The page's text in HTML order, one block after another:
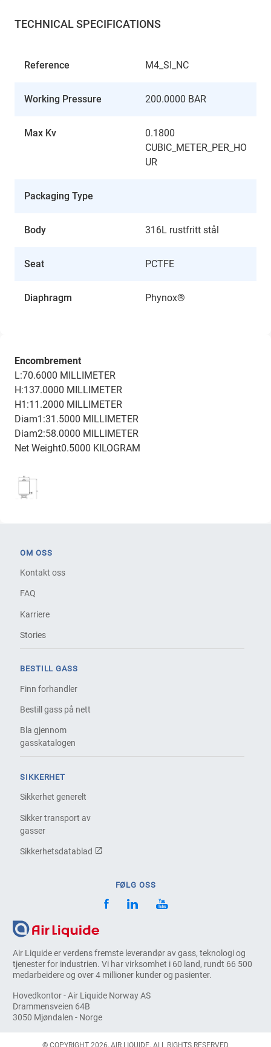
TECHNICAL SPECIFICATIONS
Reference M4_SI_NC
Working Pressure 200.0000 BAR
Max Kv
0.1800
CUBIC_METER_PER_HO
UR
Packaging Type
Body 316L rustfritt stål
Seat PCTFE
Diaphragm Phynox®
Encombrement
L:70.6000 MILLIMETER
H:137.0000 MILLIMETER
H1:11.2000 MILLIMETER
Diam1:31.5000 MILLIMETER
Diam2:58.0000 MILLIMETER
Net Weight0.5000 KILOGRAM
Air Liquide er verdens fremste leverandør av gass, teknologi og
tjenester for industrien. Vi har virksomhet i 60 land, rundt 66 500
medarbeidere og over 4 millioner kunder og pasienter.
Hovedkontor - Air Liquide Norway AS
Drammensveien 64B
3050 Mjøndalen - Norge
OM OSS
Kontakt oss
FAQ
Karriere
Stories
BESTILL GASS
Finn forhandler
Bestill gass på nett
Bla gjennom
gasskatalogen
SIKKERHET
Sikkerhet generelt
Sikker transport av
gasser
Sikkerhetsdatablad
FØLG OSS
© COPYRIGHT 2026, AIR LIQUIDE. ALL RIGHTS RESERVED